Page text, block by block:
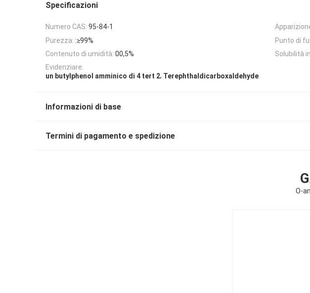
Specificazioni
Numero CAS: 95-84-1
Purezza: :≥99% Punto di
Contenuto di umidità: 00,5% Solubilità
Evidenziare:
un butylphenol amminico di 4 tert 2, Terephthaldicarboxaldehyde
Informazioni di base
Termini di pagamento e spedizione
O-